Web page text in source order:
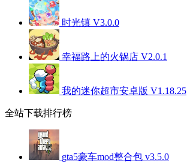
时光镇 V3.0.0
幸福路上的火锅店 V2.0.1
我的迷你超市安卓版 V1.18.25
全站下载排行榜
gta5豪车mod整合包 v3.5.0